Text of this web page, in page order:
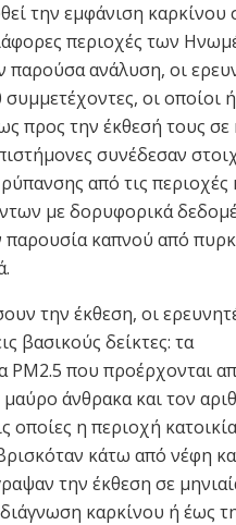
την εμφάνιση καρκίνου
περιοχές των
παρούσα ανάλυση, οι
συμμετέχοντες, οι οποίοι
προς την έκθεσή τους
συνέδεσαν
από τις περιοχές
με δορυφορικά
παρουσία καπνού από
την έκθεση, οι
βασικούς δείκτες: τα
PM2.5 που προέρχονται
άνθρακα και τον
οποίες η περιοχή
κάτω από νέφη
την έκθεση σε
καρκίνου ή έως